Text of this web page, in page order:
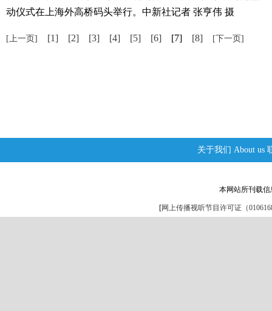
动仪式在上海外高桥码头举行。中新社记者 张亨伟 摄
[上一页] [1] [2] [3] [4] [5] [6] [7] [8] [下一页]
关于我们 About us
本网站所刊载
[网上传播视听节目许可证（